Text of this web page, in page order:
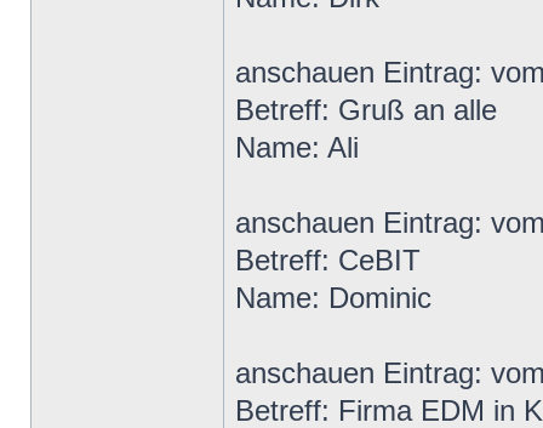
anschauen Eintrag:
Betreff: Gruß an alle
Name: Ali
anschauen Eintrag:
Betreff: CeBIT
Name: Dominic
anschauen Eintrag:
Betreff: Firma EDM in